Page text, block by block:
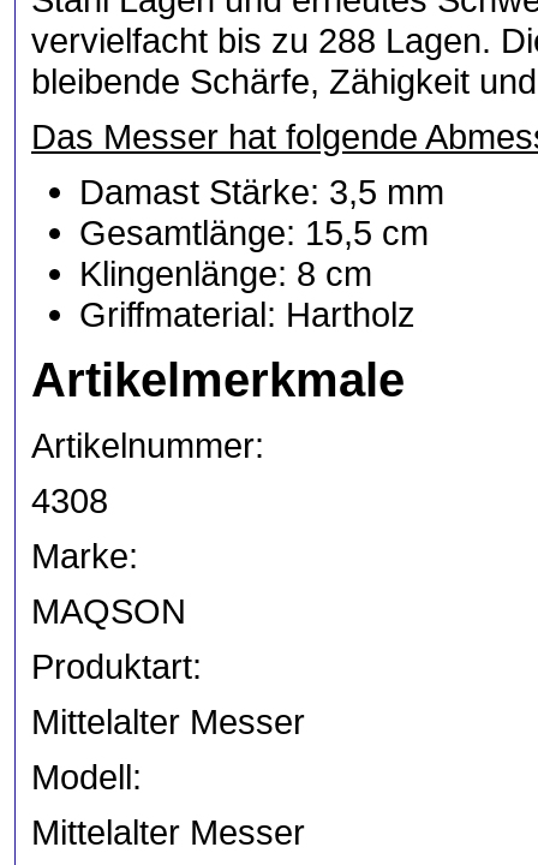
vervielfacht bis zu 288 Lagen.
bleibende Schärfe, Zähigkeit
Das Messer hat folgende
Damast Stärke: 3,5 mm
Gesamtlänge: 15,5 cm
Klingenlänge: 8 cm
Griffmaterial: Hartholz
Artikelmerkmale
Artikelnummer:
4308
Marke:
MAQSON
Produktart:
Mittelalter Messer
Modell:
Mittelalter Messer